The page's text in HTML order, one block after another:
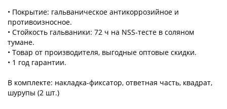
• Покрытие: гальваническое антикоррозийное и
противоизносное.
• Стойкость гальваники: 72 ч на NSS-тесте в соляном
тумане.
• Товар от производителя, выгодные оптовые скидки.
• 1 год гарантии.
В комплекте: накладка-фиксатор, ответная часть, квадрат,
шурупы (2 шт.)